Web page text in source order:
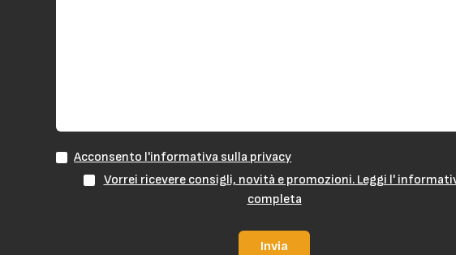
Acconsento l'informativa sulla privacy
Vorrei ricevere consigli, novità e promozioni. Leggi l'
completa
Invia